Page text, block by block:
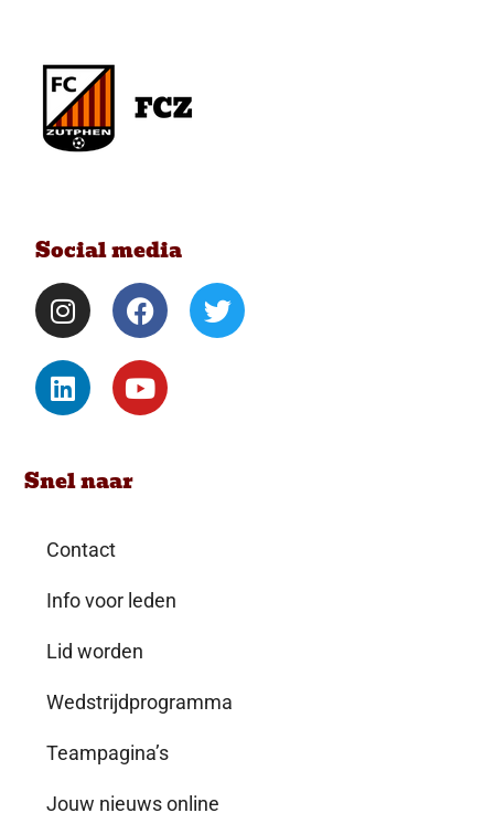
Social media
Snel naar
Contact
Info voor leden
Lid worden
Wedstrijdprogramma
Teampagina’s
Jouw nieuws online